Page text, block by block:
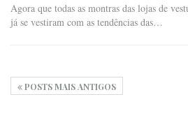
Agora que todas as montras das lojas de
já se vestiram com as tendências das…
POSTS MAIS ANTIGOS